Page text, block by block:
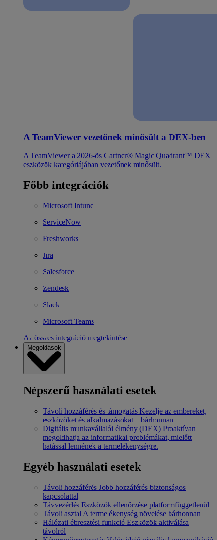
A TeamViewer vezetőnek minősült a DEX-ben
A TeamViewer a 2026-ös Gartner® Magic Quadrant™ DEX
eszközök kategóriájában vezetőnek minősült.
Főbb integrációk
Microsoft Intune
ServiceNow
Freshworks
Jira
Salesforce
Zendesk
Slack
Microsoft Teams
Az összes integráció megtekintése
Megoldások
Népszerű használati esetek
Távoli hozzáférés és támogatás Kezelje az embereket,
eszközöket és alkalmazásokat – bárhonnan.
Digitális munkavállalói élmény (DEX) Proaktívan
megoldhatja az informatikai problémákat, mielőtt
hatással lennének a termelékenységre.
Egyéb használati esetek
Távoli hozzáférés Jobb hozzáférés biztonságos
kapcsolattal
Távvezérlés Eszközök ellenőrzése platformfüggetlenül
Távoli asztal A termelékenység növelése bárhonnan
Hálózati ébresztési funkció Eszközök aktiválása
távolról